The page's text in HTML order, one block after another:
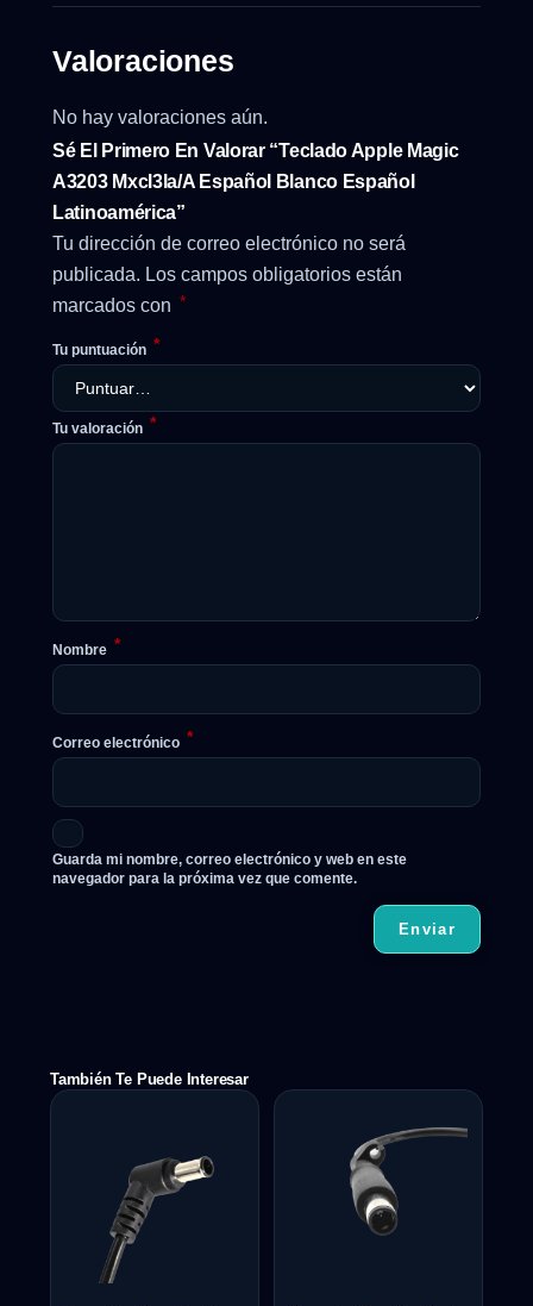
Valoraciones
No hay valoraciones aún.
Sé El Primero En Valorar “Teclado Apple Magic
A3203 Mxcl3la/a Español Blanco Español
Latinoamérica”
Tu dirección de correo electrónico no será
publicada. Los campos obligatorios están
marcados con *
Tu puntuación *
Tu valoración *
Nombre *
Correo electrónico *
Guarda mi nombre, correo electrónico y web en este
navegador para la próxima vez que comente.
También Te Puede Interesar